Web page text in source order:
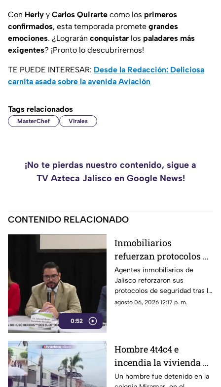
Con Herly y Carlos Quirarte como los primeros
confirmados, esta temporada promete grandes
emociones. ¿Lograrán conquistar los paladares más
exigentes? ¡Pronto lo descubriremos!
TE PUEDE INTERESAR: Desde la Redacción: Deliciosa
carnita asada sobre la avenida Aviación
Tags relacionados
MasterChef Virales
¡No te pierdas nuestro contenido, sigue a
TV Azteca Jalisco en Google News!
CONTENIDO RELACIONADO
0:52
Inmobiliarios
refuerzan protocolos de
seguridad tras
desaparición de
Ricardo Cabezas
Talavera
Agentes inmobiliarios de
Jalisco reforzaron sus
protocolos de seguridad tras la
desaparición de Ricardo
agosto 06, 2026 12:17 p. m.
Hombre 4t4c4 e
incendia la vivienda de
otro en la colonia
Un hombre fue detenido en la